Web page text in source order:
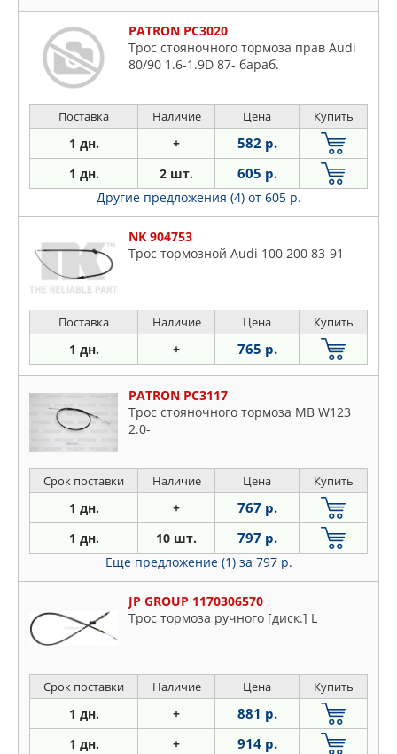
PATRON PC3020
Трос стояночного тормоза прав Audi
80/90 1.6-1.9D 87- бараб.
Поставка Наличие Цена Купить
1 дн. + 582 р.
1 дн. 2 шт. 605 р.
Другие предложения (4) от 605 р.
NK 904753
Трос тормозной Audi 100 200 83-91
Поставка Наличие Цена Купить
1 дн. + 765 р.
PATRON PC3117
Трос стояночного тормоза MB W123
2.0-
Срок поставки Наличие Цена Купить
1 дн. + 767 р.
1 дн. 10 шт. 797 р.
Еще предложение (1) за 797 р.
JP GROUP 1170306570
Трос тормоза ручного [диск.] L
Срок поставки Наличие Цена Купить
1 дн. + 881 р.
1 дн. + 914 р.